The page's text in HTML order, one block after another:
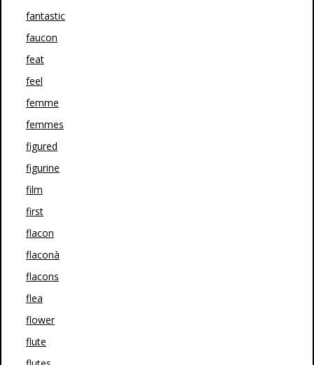
fantastic
faucon
feat
feel
femme
femmes
figured
figurine
film
first
flacon
flaconà
flacons
flea
flower
flute